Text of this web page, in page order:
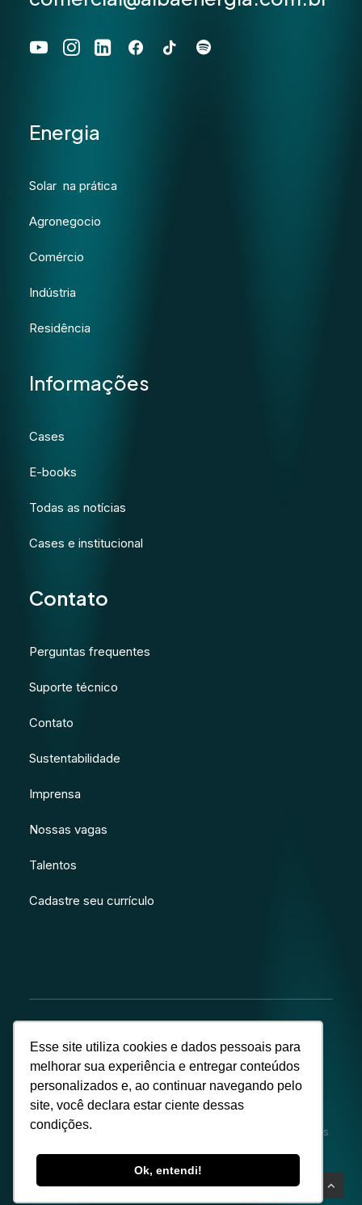
Esse site utiliza cookies e dados pessoais para
melhorar sua experiência e entregar conteúdos
personalizados e, ao continuar navegando pelo
site, você declara estar ciente dessas
condições.
Ok, entendi!
Energia
Solar na prática
Agronegocio
Comércio
Indústria
Residência
Informações
Cases
E-books
Todas as notícias
Cases e institucional
Contato
Perguntas frequentes
Suporte técnico
Contato
Sustentabilidade
Imprensa
Nossas vagas
Talentos
Cadastre seu currículo
© Copyright – Alba Energia
Este site e seu conteúdo são de propriedade exclusiva da
empresa. Proibida a reprodução sem autorização. Todos os